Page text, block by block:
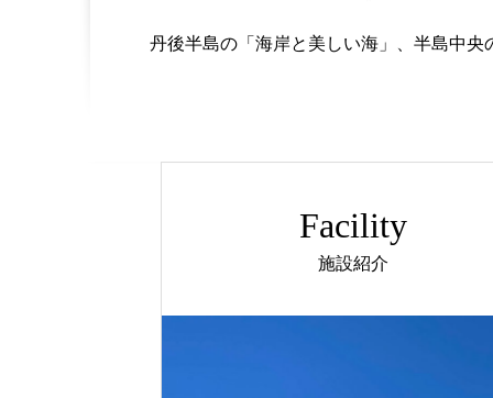
丹後半島の「海岸と美しい海」、半島中
Facility
施設紹介